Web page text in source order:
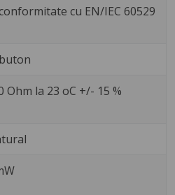
cu EN/IEC 60529
Ohm la 23 oC +/- 15 %